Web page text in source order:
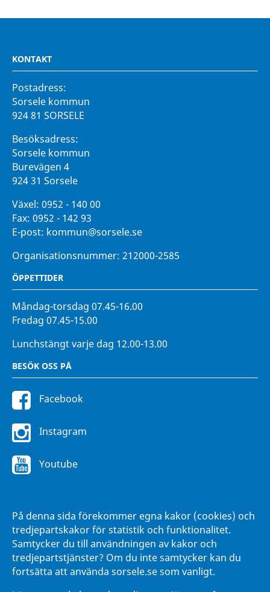
På denna sida förekommer egna kakor (cookies) och
tredjepartskakor för statistik och funktionalitet.
Samtycker du till användningen av kakor och
tredjepartstjänster? Om du inte samtycker kan du
fortsätta att använda sorsele.se som vanligt.
KONTAKT
Postadress:
Sorsele kommun
924 81 SORSELE
Besöksadress:
Sorsele kommun
Burevägen 4
924 31 Sorsele
Växel: 0952 - 140 00
Fax: 0952 - 142 93
E-post: kommun@sorsele.se
Organisationsnummer: 212000-2585
ÖPPETTIDER
Måndag-torsdag 07.45-16.00
Fredag 07.45-15.00
Lunchstängt varje dag 12.00-13.00
BESÖK OSS PÅ
Facebook
Instagram
Youtube
Intranätet Hänna